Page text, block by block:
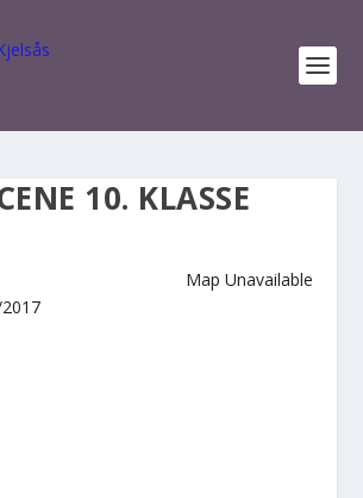
10. KLASSE
Map Unavailable